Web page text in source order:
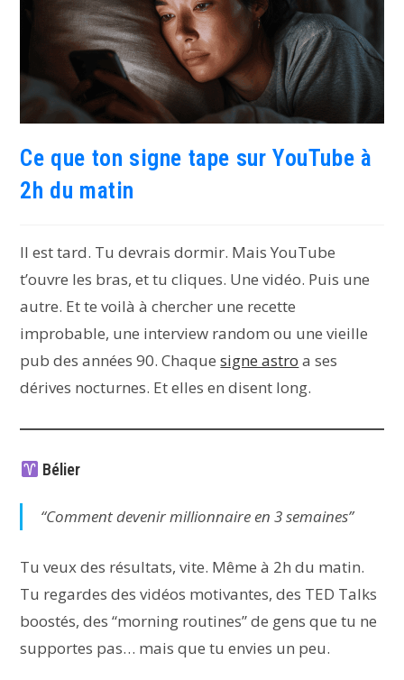
Ce que ton signe tape sur YouTube à
2h du matin
Il est tard. Tu devrais dormir. Mais YouTube
t’ouvre les bras, et tu cliques. Une vidéo. Puis une
autre. Et te voilà à chercher une recette
improbable, une interview random ou une vieille
pub des années 90. Chaquesigne astro a ses
dérives nocturnes. Et elles en disent long.
Bélier
“Comment devenir millionnaire en 3 semaines”
Tu veux des résultats, vite. Même à 2h du matin.
Tu regardes des vidéos motivantes, des TED Talks
boostés, des “morning routines” de gens que tu ne
supportes pas… mais que tu envies un peu.